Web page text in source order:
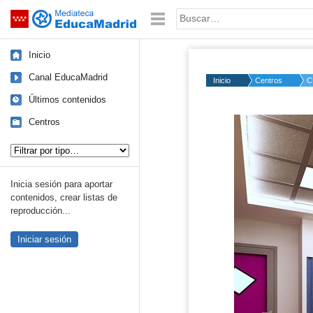
Saltar navegación Palabra o frase:
Inicio
Canal EducaMadrid
Últimos contenidos
Centros
Inicia sesión para aportar
contenidos, crear listas de
reproducción...
Iniciar sesión
Inicio Centros